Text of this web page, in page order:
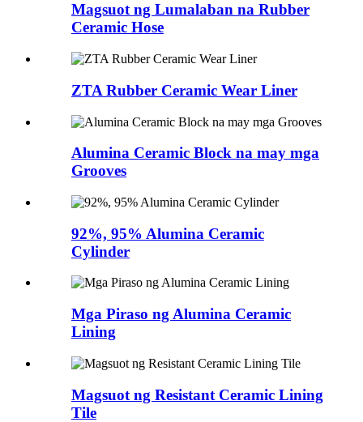
Magsuot ng Lumalaban na Rubber
Ceramic Hose
ZTA Rubber Ceramic Wear Liner
Alumina Ceramic Block na may mga
Grooves
92%, 95% Alumina Ceramic
Cylinder
Mga Piraso ng Alumina Ceramic
Lining
Magsuot ng Resistant Ceramic Lining
Tile